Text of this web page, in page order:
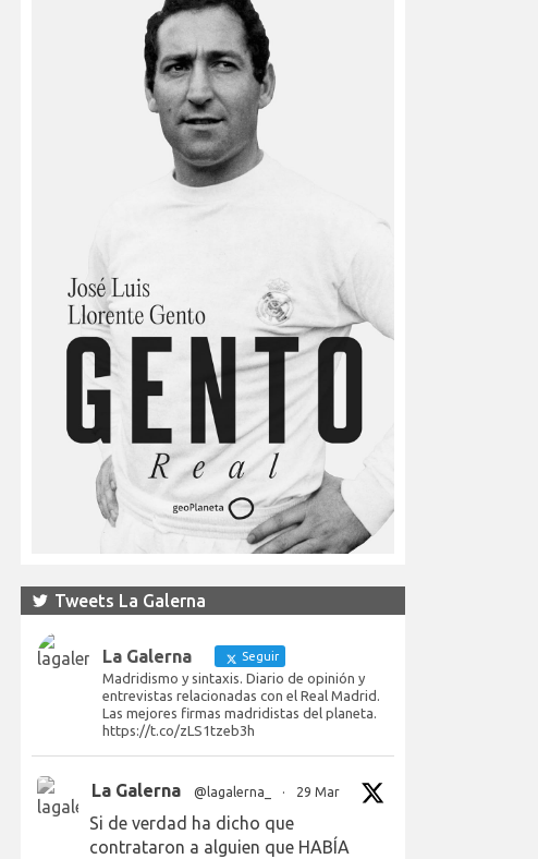
Tweets La Galerna
La Galerna Seguir
Madridismo y sintaxis. Diario de opinión y
entrevistas relacionadas con el Real Madrid.
Las mejores firmas madridistas del planeta.
https://t.co/zLS1tzeb3h
La Galerna @lagalerna_ · 29 Mar
Si de verdad ha dicho que
contrataron a alguien que HABÍA